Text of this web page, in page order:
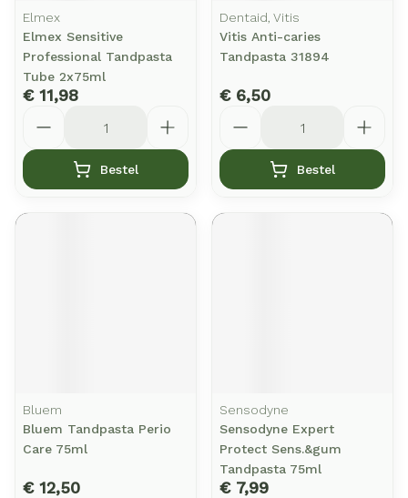
Elmex
Elmex Sensitive
Professional Tandpasta
Tube 2x75ml
€ 11,98
Bestel
Dentaid, Vitis
Vitis Anti-caries
Tandpasta 31894
€ 6,50
Bestel
Bluem
Bluem Tandpasta Perio
Care 75ml
€ 12,50
Sensodyne
Sensodyne Expert
Protect Sens.&gum
Tandpasta 75ml
€ 7,99